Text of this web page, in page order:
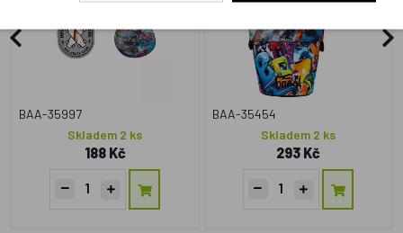
BAA-35997
Skladem 2 ks
188 Kč
BAA-35454
Skladem 2 ks
293 Kč